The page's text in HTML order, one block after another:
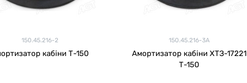
150.45.216-2
кабіни Т-150
150.45.216-3А
Амортизатор кабіни ХТЗ-17221
Т-150